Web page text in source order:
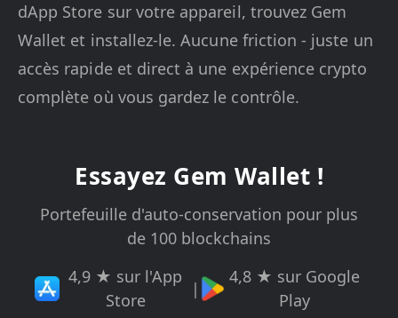
dApp Store sur votre appareil, trouvez Gem
Wallet et installez-le. Aucune friction - juste un
accès rapide et direct à une expérience crypto
complète où vous gardez le contrôle.
Essayez Gem Wallet !
Portefeuille d'auto-conservation pour plus
de 100 blockchains
4,9 ★ sur l'App
Store
|
4,8 ★ sur Google
Play